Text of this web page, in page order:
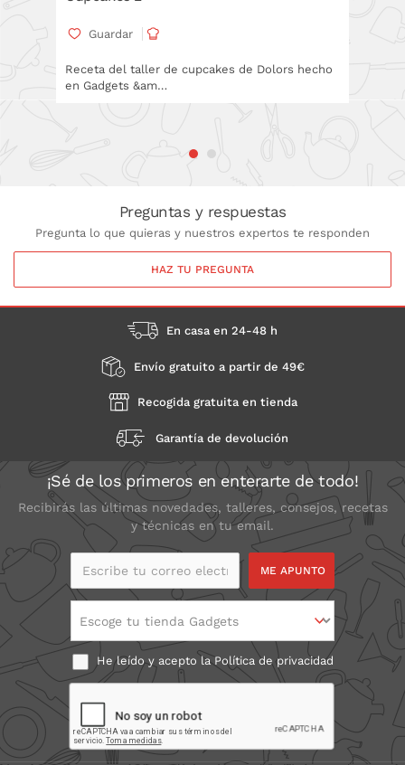
Guardar
Receta del taller de cupcakes de Dolors hecho
en Gadgets &am…
hacer
Preguntas y respuestas
Pregunta lo que quieras y nuestros expertos te responden
HAZ TU PREGUNTA
En casa en 24-48 h
Envío gratuito a partir de 49€
Recogida gratuita en tienda
Garantía de devolución
¡Sé de los primeros en enterarte de todo!
Recibirás las últimas novedades, talleres, consejos, recetas
y técnicas en tu email.
Escribe tu correo
Escoge tu tienda Gadgets
He leído y acepto laPolítica de privacidad